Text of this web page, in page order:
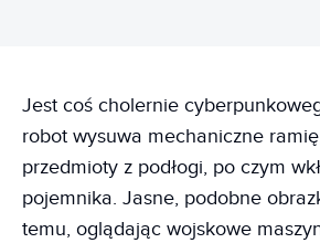
Jest coś cholernie
robot wysuwa mechaniczne
przedmioty z podłogi, po czym
pojemnika. Jasne, podobne
temu, oglądając wojskowe